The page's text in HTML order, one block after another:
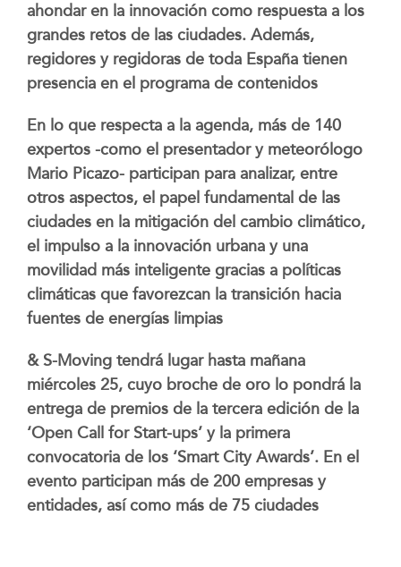
ahondar en la innovación como respuesta a los
grandes retos de las ciudades. Además,
regidores y regidoras de toda España tienen
presencia en el programa de contenidos
En lo que respecta a la agenda, más de 140
expertos -como el presentador y meteorólogo
Mario Picazo- participan para analizar, entre
otros aspectos, el papel fundamental de las
ciudades en la mitigación del cambio climático,
el impulso a la innovación urbana y una
movilidad más inteligente gracias a políticas
climáticas que favorezcan la transición hacia
fuentes de energías limpias
& S-Moving tendrá lugar hasta mañana
miércoles 25, cuyo broche de oro lo pondrá la
entrega de premios de la tercera edición de la
‘Open Call for Start-ups’ y la primera
convocatoria de los ‘Smart City Awards’. En el
evento participan más de 200 empresas y
entidades, así como más de 75 ciudades